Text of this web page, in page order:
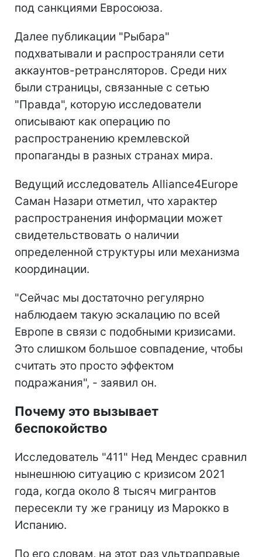
под санкциями Евросоюза.
Далее публикации "Рыбара"
подхватывали и распространяли сети
аккаунтов-ретрансляторов. Среди них
были страницы, связанные с сетью
"Правда", которую исследователи
описывают как операцию по
распространению кремлевской
пропаганды в разных странах мира.
Ведущий исследователь Alliance4Europe
Саман Назари отметил, что характер
распространения информации может
свидетельствовать о наличии
определенной структуры или механизма
координации.
"Сейчас мы достаточно регулярно
наблюдаем такую эскалацию по всей
Европе в связи с подобными кризисами.
Это слишком большое совпадение, чтобы
считать это просто эффектом
подражания", - заявил он.
Почему это вызывает
беспокойство
Исследователь "411" Нед Мендес сравнил
нынешнюю ситуацию с кризисом 2021
года, когда около 8 тысяч мигрантов
пересекли ту же границу из Марокко в
Испанию.
По его словам, на этот раз ультраправые